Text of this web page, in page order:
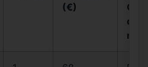
(€)
de la